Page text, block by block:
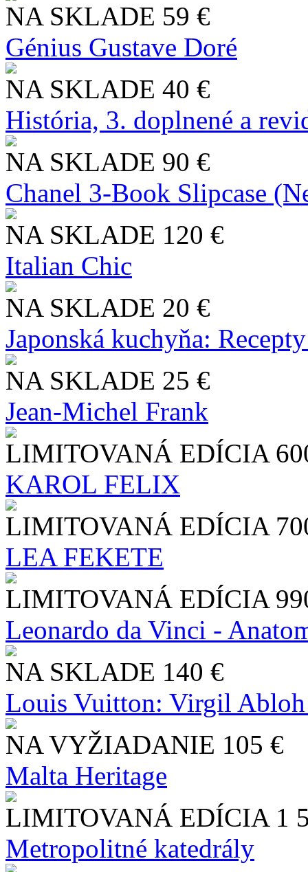
NA SKLADE 59 €
Génius Gustave Doré
NA SKLADE 40 €
História, 3. doplnené a
NA SKLADE 90 €
Chanel 3-Book Slipcase
NA SKLADE 120 €
Italian Chic
NA SKLADE 20 €
Japonská kuchyňa:
NA SKLADE 25 €
Jean-Michel Frank
LIMITOVANÁ EDÍCIA
KAROL FELIX
LIMITOVANÁ EDÍCIA
LEA FEKETE
LIMITOVANÁ EDÍCIA
Leonardo da Vinci -
NA SKLADE 140 €
Louis Vuitton: Virgil
NA VYŽIADANIE 105 €
Malta Heritage
LIMITOVANÁ EDÍCIA 1
Metropolitné katedrály